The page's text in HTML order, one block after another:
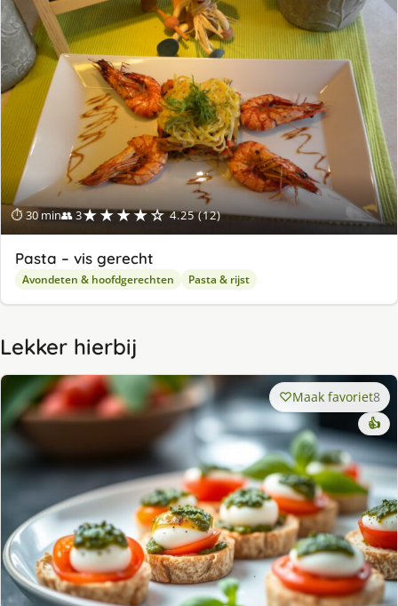
⏱ 30 min👥 3★★★★☆ 4.25 (12)
Pasta – vis gerecht
Avondeten & hoofdgerechten Pasta & rijst
Lekker hierbij
Maak favoriet8
👍